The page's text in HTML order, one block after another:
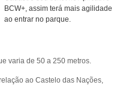
BCW+, assim terá mais agilidade
ao entrar no parque.
varia de 50 a 250 metros.
ao Castelo das Nações,